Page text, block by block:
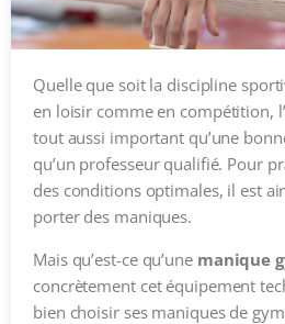
Quelle que soit la discipline
en loisir comme en compétition,
tout aussi important qu’une
qu’un professeur qualifié. Pour
des conditions optimales, il est
porter des maniques.
Mais qu’est-ce qu’une manique
concrètement cet équipement
bien choisir ses maniques de